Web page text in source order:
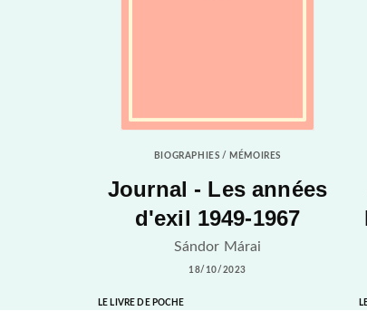
BIOGRAPHIES / MÉMOIRES
Journal - Les années
d'exil 1949-1967
Sándor Márai
18/10/2023
LE LIVRE DE POCHE